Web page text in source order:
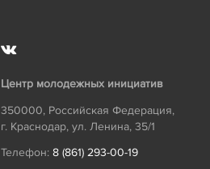
Центр молодежных инициатив
350000, Российская Федерация,
г. Краснодар, ул. Ленина, 35/1
Телефон: 8 (861) 293-00-19